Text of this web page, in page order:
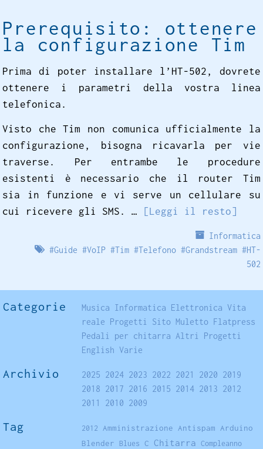
Prerequisito: ottenere
la configurazione Tim
Prima di poter installare l’HT-502, dovrete
ottenere i parametri della vostra linea
telefonica.
Visto che Tim non comunica ufficialmente la
configurazione, bisogna ricavarla per vie
traverse. Per entrambe le procedure
esistenti è necessario che il router Tim
sia in funzione e vi serve un cellulare su
cui ricevere gli SMS. …
[Leggi il resto]
Informatica
#Guide #VoIP#Tim#Telefono#Grandstream#HT-
502
Categorie Musica Informatica Elettronica Vita
reale
Progetti Sito Muletto
Flatpress
Pedali per chitarra Altri Progetti
English Varie
Archivio 2025 2024 2023 2022 2021 2020 2019
2018 2017 2016 2015 2014 2013 2012
2011
2010 2009
Tag 2012 Amministrazione Antispam Arduino
Blender
Blues C Chitarra Compleanno